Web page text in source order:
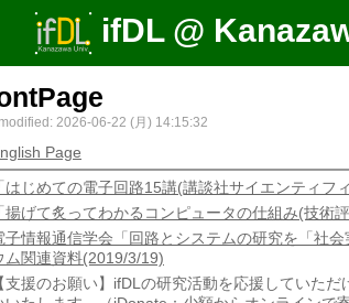
ifDL @
2026-06-22 (月) 14:15:32
Page
「はじめての電子回路15講(講談社サイエンティフ
「揚げて炙ってわかるコンピュータの仕組み(技術
子情報通信学会「回路とシステムの研究を「社
ム関連資料(2019/3/19)
【支援のお願い】ifDLの研究活動を応援していただ